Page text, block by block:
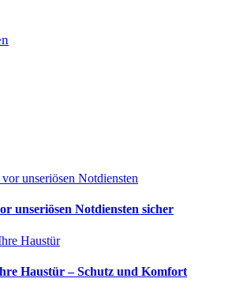
unseriösen Notdiensten sicher
Haustür – Schutz und Komfort